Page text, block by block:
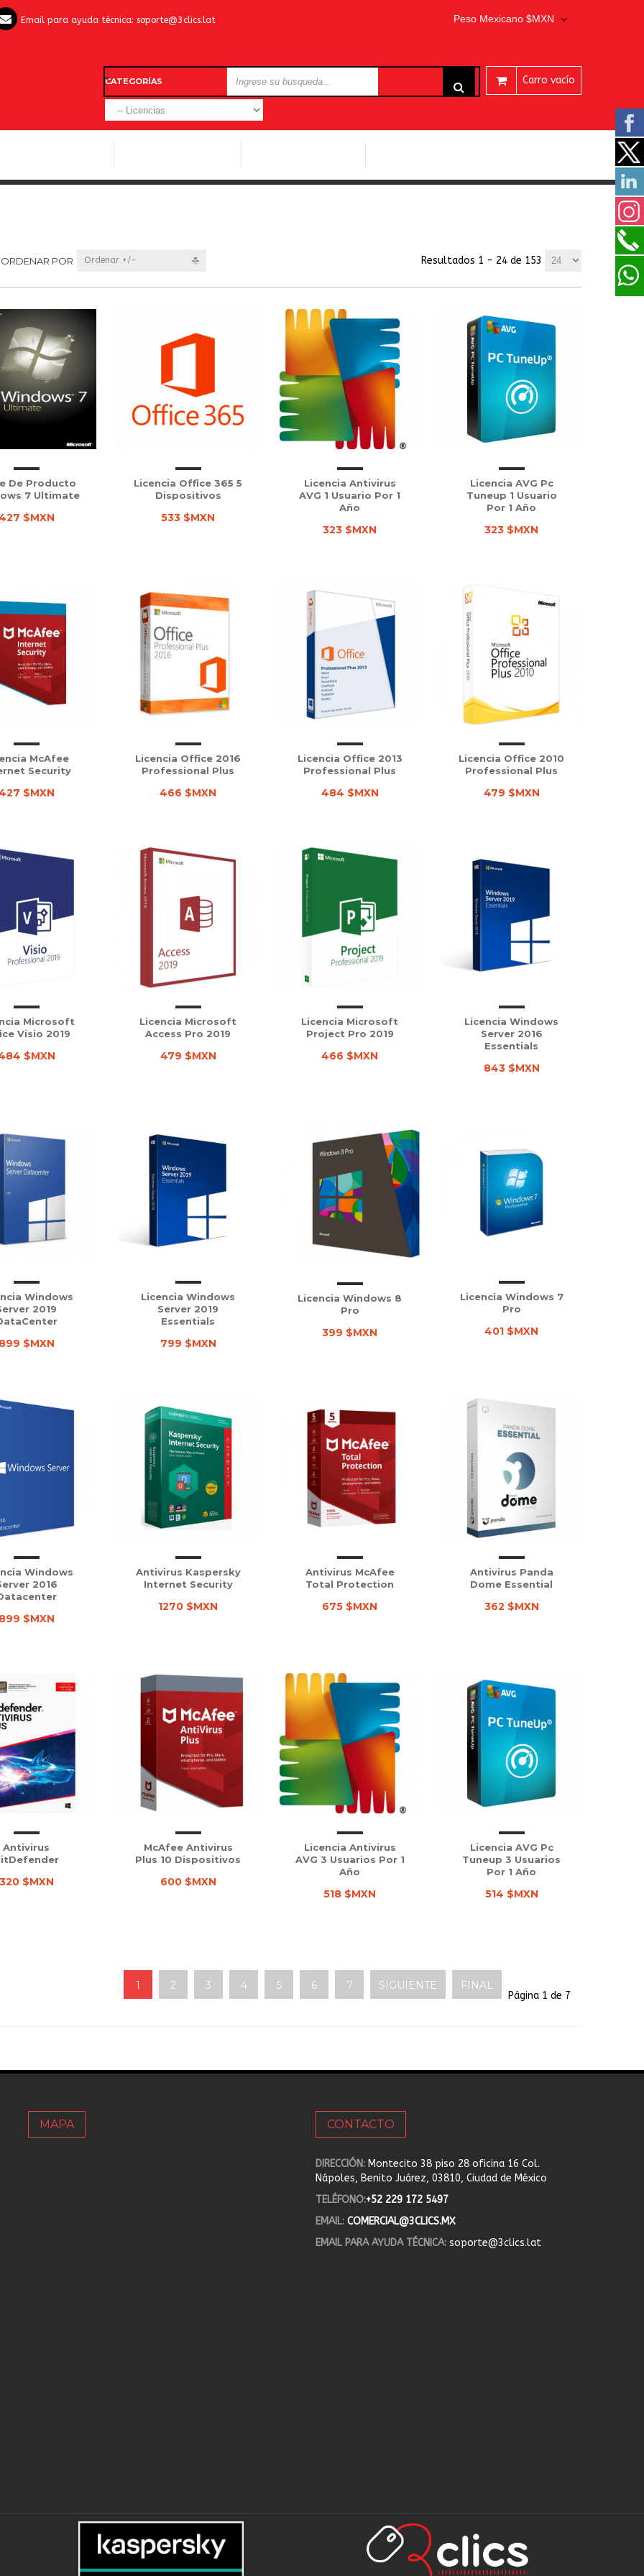
Email para ayuda técnica: soporte@3clics.lat Peso Mexicano $MXN
Carro vacío
CATEGORÍAS
ORDENAR POR Ordenar +/- Resultados 1 - 24 de 153
De Producto
7 Ultimate
$MXN
Licencia Office 365 5
Dispositivos
533 $MXN
Licencia Antivirus
AVG 1 Usuario Por 1
Año
323 $MXN
Licencia AVG Pc
Tuneup 1 Usuario
Por 1 Año
323 $MXN
McAfee
Security
$MXN
Licencia Office 2016
Professional Plus
466 $MXN
Licencia Office 2013
Professional Plus
484 $MXN
Licencia Office 2010
Professional Plus
479 $MXN
Microsoft
Visio 2019
$MXN
Licencia Microsoft
Access Pro 2019
479 $MXN
Licencia Microsoft
Project Pro 2019
466 $MXN
Licencia Windows
Server 2016
Essentials
843 $MXN
Windows
2019
$MXN
Licencia Windows
Server 2019
Essentials
799 $MXN
Licencia Windows 8
Pro
399 $MXN
Licencia Windows 7
Pro
401 $MXN
Windows
2016
$MXN
Antivirus Kaspersky
Internet Security
1270 $MXN
Antivirus McAfee
Total Protection
675 $MXN
Antivirus Panda
Dome Essential
362 $MXN
Antivirus
$MXN
McAfee Antivirus
Plus 10 Dispositivos
600 $MXN
Licencia Antivirus
AVG 3 Usuarios Por 1
Año
518 $MXN
Licencia AVG Pc
Tuneup 3 Usuarios
Por 1 Año
514 $MXN
1 2 3 4 5 6 7 SIGUIENTE FINAL
Página 1 de 7
MAPA CONTACTO
DIRECCIÓN: Montecito 38 piso 28 oficina 16 Col.
Nápoles, Benito Juárez, 03810, Ciudad de México
TELÉFONO:+52 229 172 5497
EMAIL: COMERCIAL@3CLICS.MX
EMAIL PARA AYUDA TÉCNICA: soporte@3clics.lat